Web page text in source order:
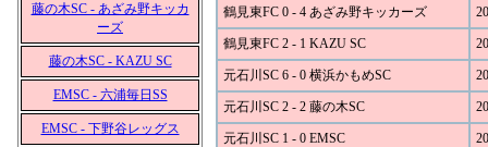
藤の木SC - あざみ野キッカ
ーズ
藤の木SC - KAZU SC
EMSC - 六浦毎日SS
EMSC - 下野谷レッグス
鶴見東FC 0 - 4 あざみ野キッカーズ
鶴見東FC 2 - 1 KAZU SC
元石川SC 6 - 0 横浜かもめSC
元石川SC 2 - 2 藤の木SC
元石川SC 1 - 0 EMSC